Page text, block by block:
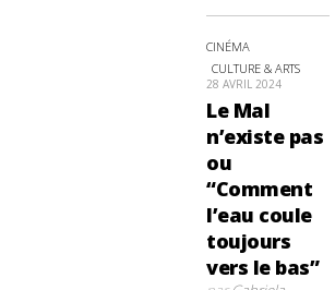
CINÉMA
CULTURE & ARTS
28 AVRIL 2024
Le Mal
n’existe pas
ou
“Comment
l’eau coule
toujours
vers le bas”